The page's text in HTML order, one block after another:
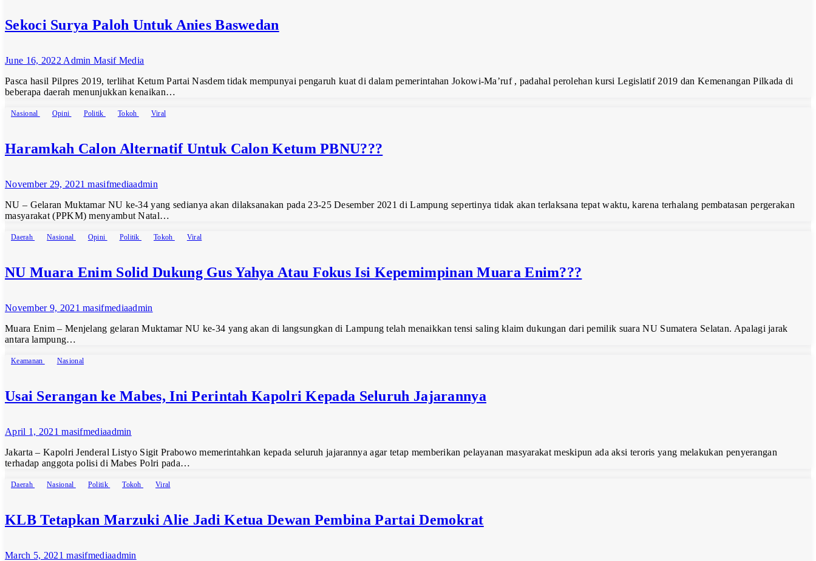
Sekoci Surya Paloh Untuk Anies Baswedan
June 16, 2022 Admin Masif Media
Pasca hasil Pilpres 2019, terlihat Ketum Partai Nasdem tidak mempunyai pengaruh kuat di dalam pemerintahan Jokowi-Ma’ruf , padahal perolehan kursi Legislatif 2019 dan Kemenangan Pilkada di
beberapa daerah menunjukkan kenaikan…
Nasional Opini Politik Tokoh Viral
Haramkah Calon Alternatif Untuk Calon Ketum PBNU???
November 29, 2021masifmediaadmin
NU – Gelaran Muktamar NU ke-34 yang sedianya akan dilaksanakan pada 23-25 Desember 2021 di Lampung sepertinya tidak akan terlaksana tepat waktu, karena terhalang pembatasan pergerakan
masyarakat (PPKM) menyambut Natal…
Daerah Nasional Opini Politik Tokoh Viral
NU Muara Enim Solid Dukung Gus Yahya Atau Fokus Isi Kepemimpinan Muara Enim???
November 9, 2021masifmediaadmin
Muara Enim – Menjelang gelaran Muktamar NU ke-34 yang akan di langsungkan di Lampung telah menaikkan tensi saling klaim dukungan dari pemilik suara NU Sumatera Selatan. Apalagi jarak
antara lampung…
Keamanan Nasional
Usai Serangan ke Mabes, Ini Perintah Kapolri Kepada Seluruh Jajarannya
April 1, 2021masifmediaadmin
Jakarta – Kapolri Jenderal Listyo Sigit Prabowo memerintahkan kepada seluruh jajarannya agar tetap memberikan pelayanan masyarakat meskipun ada aksi teroris yang melakukan penyerangan
terhadap anggota polisi di Mabes Polri pada…
Daerah Nasional Politik Tokoh Viral
KLB Tetapkan Marzuki Alie Jadi Ketua Dewan Pembina Partai Demokrat
March 5, 2021masifmediaadmin